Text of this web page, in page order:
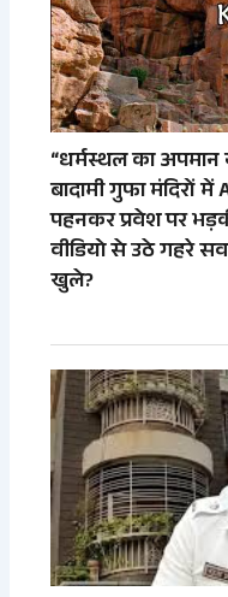
“धर्मस्थल का
बादामी गुफा मंदिरों में
पहनकर प्रवेश पर
वीडियो से उठे गहरे
खुले?